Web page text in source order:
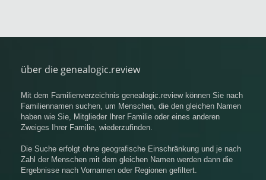
über die genealogic.review
Mit dem Familienverzeichnis genealogic.review können Sie nach
Familiennamen suchen, um Menschen, die den gleichen Namen
haben wie Sie, Mitglieder Ihrer Familie oder eines anderen
Zweiges Ihrer Familie, wiederzufinden.
Die Suche erfolgt ohne geografische Einschränkung und je nach
Zahl der Menschen mit dem gleichen Namen werden dann die
Ergebnisse nach Vornamen oder Regionen gefiltert.